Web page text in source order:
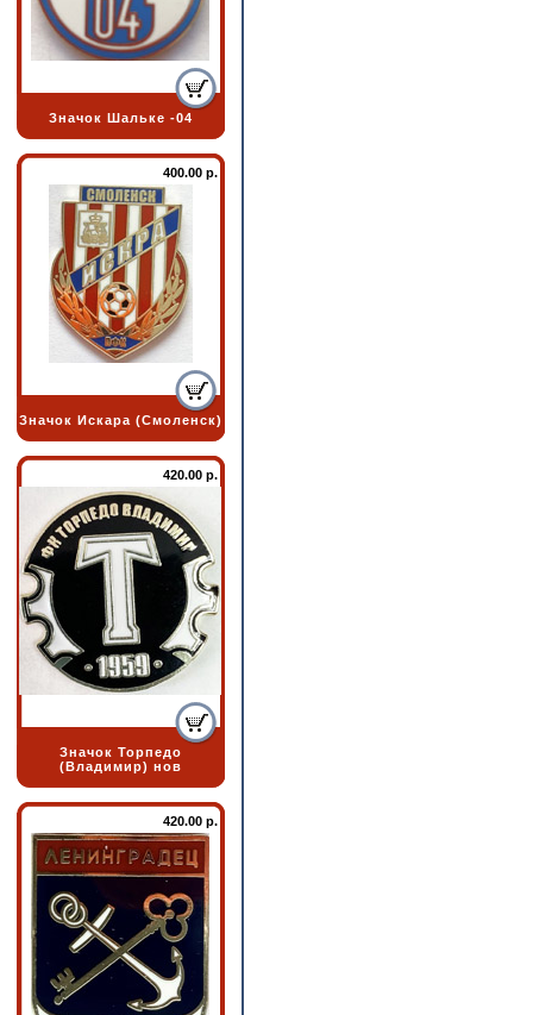
Значок Шальке -04
400.00 р.
Значок Искара (Смоленск)
420.00 р.
Значок Торпедо
(Владимир) нов
420.00 р.